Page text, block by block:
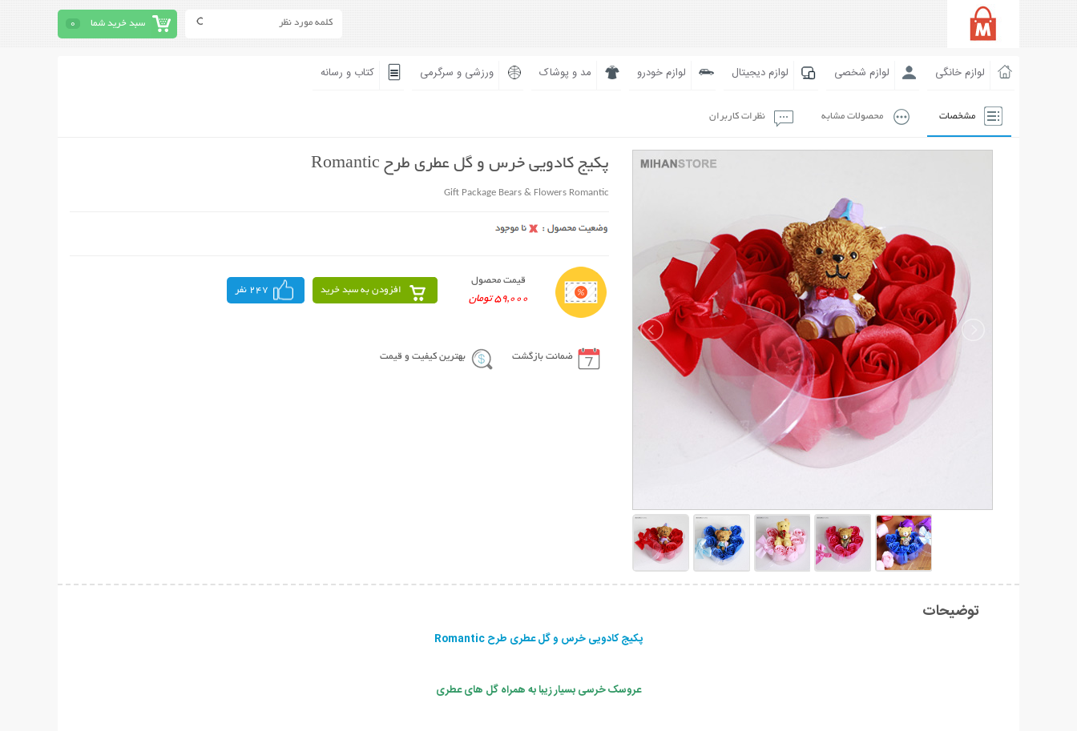
سبد خرید شما 0
لوازم خانگی لوازم شخصی لوازم دیجیتال لوازم خودرو مد و پوشاک ورزشی و سرگرمی کتاب و رسانه
مشخصات محصولات مشابه نظرات کاربران
پکیج کادویی خرس و گل عطری طرح Romantic
Gift Package Bears & Flowers Romantic
قیمت محصول
59,000 تومان
افزودن به سبد خرید 247 نفر
ضمانت بازگشت بهترین کیفیت و قیمت
توضیحات
پکیج کادویی خرس و گل عطری طرح Romantic
عروسک خرسی بسیار زیبا به همراه گل های عطری